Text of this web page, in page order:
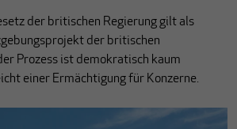
der britischen Regierung gilt als
der britischen
Prozess ist demokratisch kaum
einer Ermächtigung für Konzerne.